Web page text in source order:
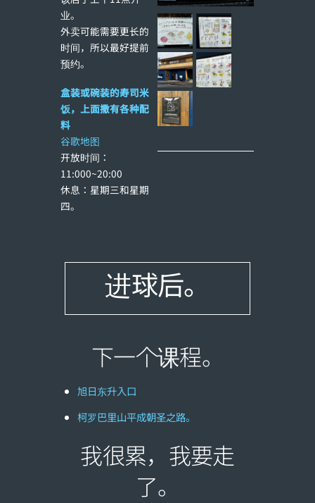
业。
外卖可能需要更长的
时间，所以最好提前
预约。
盒装或碗装的寿司米
饭，上面撒有各种配
料
谷歌地图
开放时间：
11:000~20:00
休息：星期三和星期
四。
进球后。
下一个课程。
旭日东升入口
柯罗巴里山平成朝圣之路。
我很累，我要走
了。